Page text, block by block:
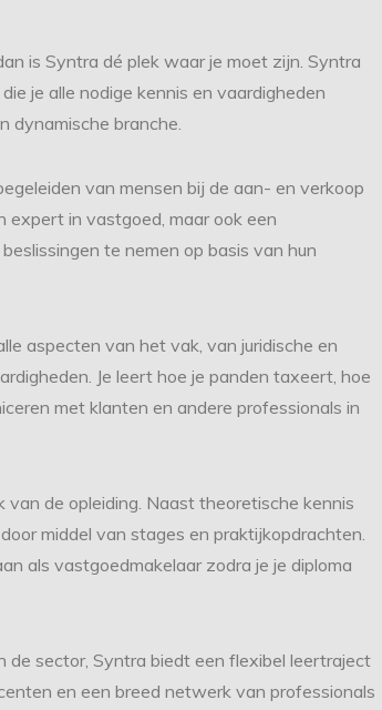
is Syntra dé plek waar je moet zijn. Syntra
je alle nodige kennis en vaardigheden
dynamische branche.
van mensen bij de aan- en verkoop
expert in vastgoed, maar ook een
te nemen op basis van hun
aspecten van het vak, van juridische en
Je leert hoe je panden taxeert, hoe
met klanten en andere professionals in
de opleiding. Naast theoretische kennis
middel van stages en praktijkopdrachten.
als vastgoedmakelaar zodra je je diploma
de sector, Syntra biedt een flexibel leertraject
en een breed netwerk van professionals